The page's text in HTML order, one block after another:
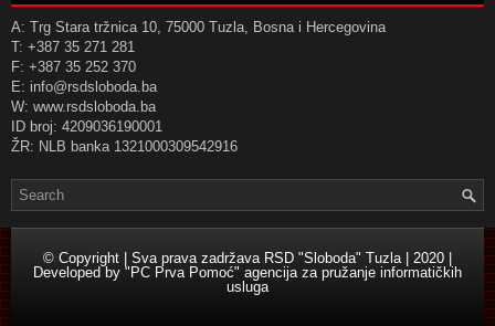
A: Trg Stara tržnica 10, 75000 Tuzla, Bosna i Hercegovina
T: +387 35 271 281
F: +387 35 252 370
E: info@rsdsloboda.ba
W: www.rsdsloboda.ba
ID broj: 4209036190001
ŽR: NLB banka 1321000309542916
© Copyright | Sva prava zadržava RSD "Sloboda" Tuzla | 2020 |
Developed by "PC Prva Pomoć" agencija za pružanje informatičkih
usluga